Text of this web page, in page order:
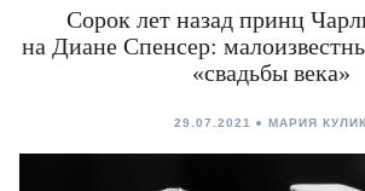
Сорок лет назад принц
на Диане Спенсер:
«свадьбы века»
29.07.2021 МАРИЯ КУЛИК